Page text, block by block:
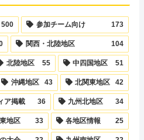
500 参加チーム向け 173
関西・北陸地区 104
北陸地区 55 中四国地区 51
沖縄地区 43 北関東地区 42
ア掲載 36 九州北地区 34
地区 33 各地区情報 25